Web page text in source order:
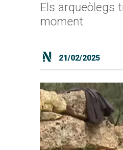
Els arqueòlegs
moment
21/02/2025